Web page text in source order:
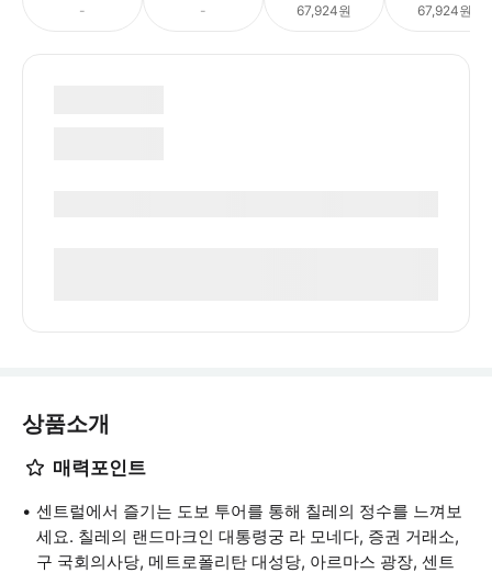
- - 67,924원 67,924원
상품소개
매력포인트
센트럴에서 즐기는 도보 투어를 통해 칠레의 정수를 느껴보
세요. 칠레의 랜드마크인 대통령궁 라 모네다, 증권 거래소,
구 국회의사당, 메트로폴리탄 대성당, 아르마스 광장, 센트